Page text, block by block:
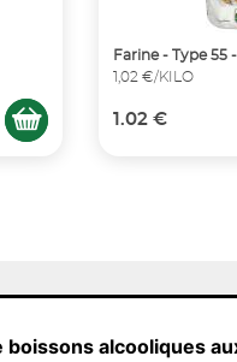
Farine - Type 55
1,02 €/KILO
1.02 €
alcooliques